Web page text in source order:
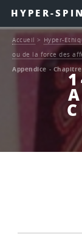
HYPER-
Accueil > Hyper-
ou de la force des
Appendice -